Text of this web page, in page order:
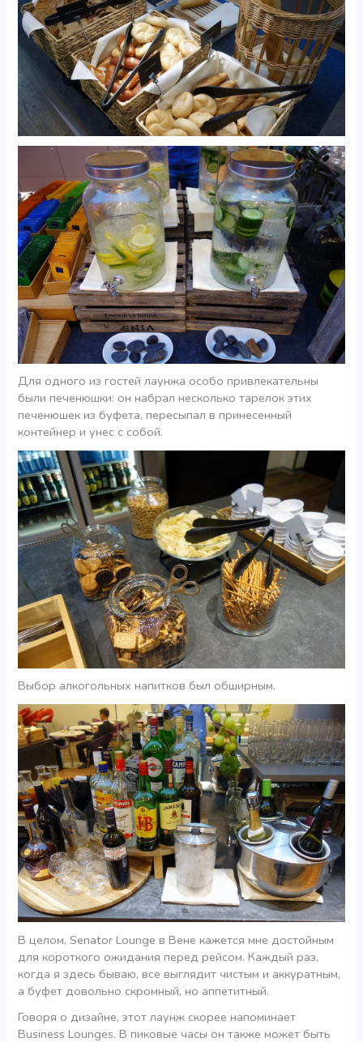
Для одного из гостей лаунжа особо привлекательны
были печенюшки: он набрал несколько тарелок этих
печенюшек из буфета, пересыпал в принесенный
контейнер и унес с собой.
Выбор алкогольных напитков был обширным.
В целом, Senator Lounge в Вене кажется мне достойным
для короткого ожидания перед рейсом. Каждый раз,
когда я здесь бываю, все выглядит чистым и аккуратным,
а буфет довольно скромный, но аппетитный.
Говоря о дизайне, этот лаунж скорее напоминает
Business Lounges. В пиковые часы он также может быть